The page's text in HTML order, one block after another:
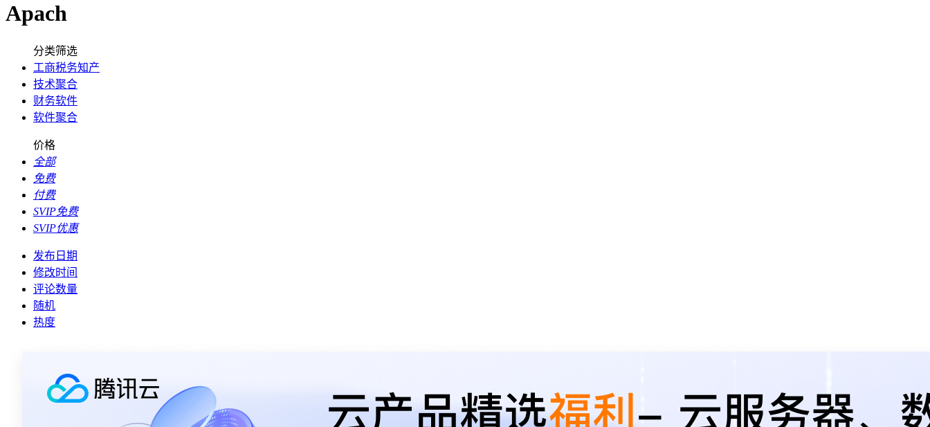
Apach
分类筛选
工商税务知产
技术聚合
财务软件
软件聚合
价格
全部
免费
付费
SVIP免费
SVIP优惠
发布日期
修改时间
评论数量
随机
热度